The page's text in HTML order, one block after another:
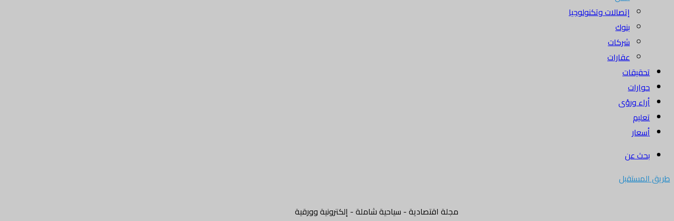
إتصالات وتكنولوجيا
بنوك
شركات
عقارات
تحقيقات
حوارات
أراء ورؤى
تعليم
أسعار
بحث عن
طريق المستقبل
مجلة اقتصادية - سياحية شاملة - إلكترونية وورقية